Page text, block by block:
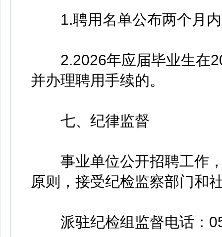
1.聘用名单公布两个月内
2.2026年应届毕业生在
并办理聘用手续的。
七、纪律监督
事业单位公开招聘工作，
原则，接受纪检监察部门和
派驻纪检组监督电话：